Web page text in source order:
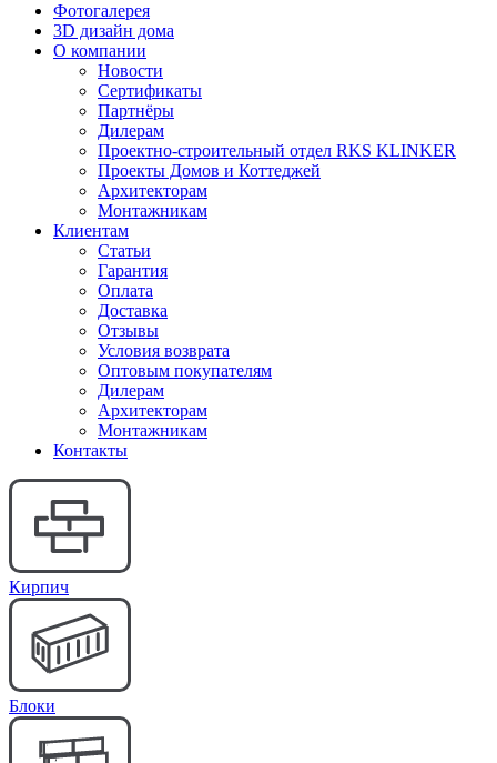
Фотогалерея
3D дизайн дома
О компании
Новости
Сертификаты
Партнёры
Дилерам
Проектно-строительный отдел RKS KLINKER
Проекты Домов и Коттеджей
Архитекторам
Монтажникам
Клиентам
Статьи
Гарантия
Оплата
Доставка
Отзывы
Условия возврата
Оптовым покупателям
Дилерам
Архитекторам
Монтажникам
Контакты
Кирпич
Блоки